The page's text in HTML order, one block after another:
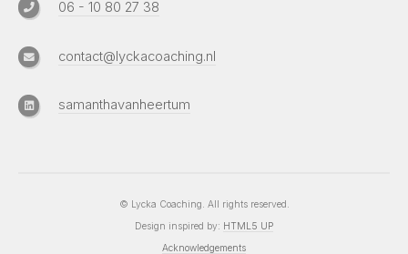
06 - 10 80 27 38
contact@lyckacoaching.nl
samanthavanheertum
© Lycka Coaching. All rights reserved.
Design inspired by: HTML5 UP
Acknowledgements